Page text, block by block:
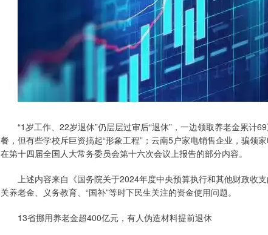
“1岁工作、22岁退休”仍层层过审后“退休”，一边领取养老金累计
餐，但有些学校斥巨资搞起“形象工程”；云南5户家电销售企业，骗
在第十四届全国人大常务委员会第十六次会议上报告的部分内容。
上述内容来自《国务院关于2024年度中央预算执行和其他财政收
关养老金、义务教育、“国补”等时下民生关注的资金使用问题。
13省挪用养老金超400亿元，有人伪造材料提前退休